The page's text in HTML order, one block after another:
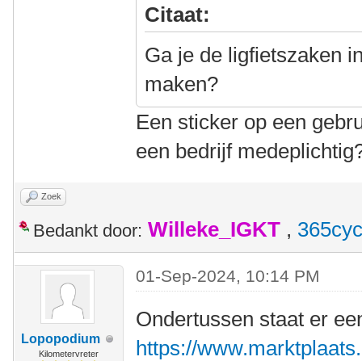
Citaat:
Ga je de ligfietszaken
maken?
Een sticker op een
een bedrijf
Zoek
Bedankt door: Willeke_IGKT ,
Lopopodium
Kilometervreter
01-Sep-2024, 10:14 PM
Ondertussen staat er
https://